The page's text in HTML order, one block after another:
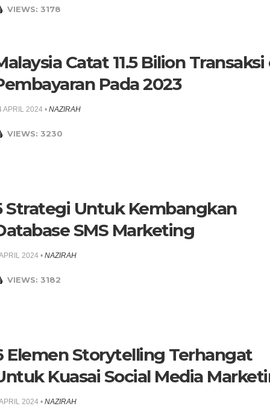
VIEWS: 3178
Catat 11.5 Bilion Transaksi
Pada 2023
APRIL 2024 • NAZIRAH
VIEWS: 3230
Strategi Untuk Kembangkan
SMS Marketing
2024 • NAZIRAH
VIEWS: 3182
Elemen Storytelling Terhangat
Kuasai Social Media
2024 • NAZIRAH